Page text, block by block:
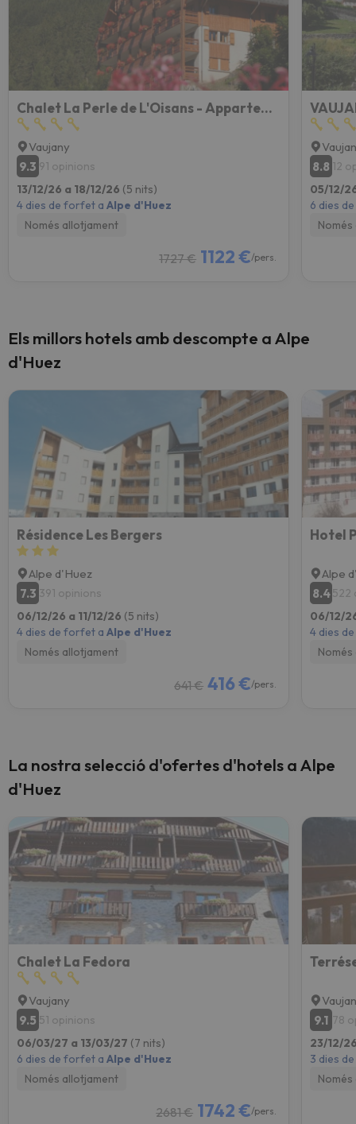
Chalet La Perle de L'Oisans - Appartements d'Exception
Vaujany
9.3 91 opinions
13/12/26 a 18/12/26 (5 nits)
4 dies de forfet a Alpe d'Huez
Només allotjament
1727 € 1122 €/pers.
8.8 12
05/12/
6 dies
Els millors hotels amb descompte a Alpe
d'Huez
Résidence Les Bergers
Alpe d'Huez
7.3 391 opinions
06/12/26 a 11/12/26 (5 nits)
4 dies de forfet a Alpe d'Huez
Només allotjament
641 € 416 €/pers.
Alpe
8.4522
06/12/
4 dies
La nostra selecció d'ofertes d'hotels a Alpe
d'Huez
Chalet La Fedora
Vaujany
9.5 51 opinions
06/03/27 a 13/03/27 (7 nits)
6 dies de forfet a Alpe d'Huez
Només allotjament
2681 € 1742 €/pers.
9.1 78
23/12/
3 dies